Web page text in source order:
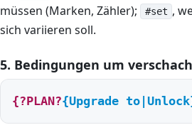
müssen (Marken, Zähler);
#set ,
sich variieren soll.
5. Bedingungen um
{?PLAN?{Upgrade